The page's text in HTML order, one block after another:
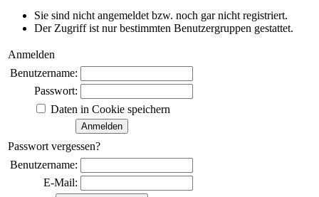
Sie sind nicht angemeldet bzw. noch gar nicht registriert.
Der Zugriff ist nur bestimmten Benutzergruppen gestattet.
Anmelden
Benutzername:
Passwort:
Daten in Cookie speichern
Passwort vergessen?
Benutzername:
E-Mail: